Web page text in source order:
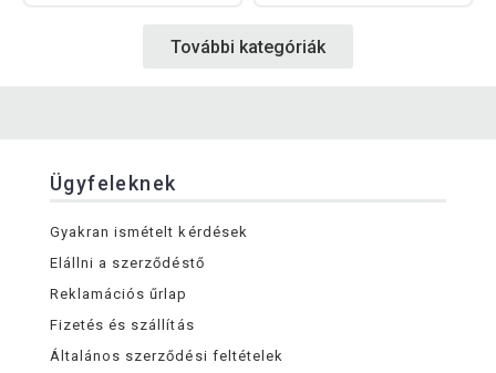
További kategóriák
Ügyfeleknek
Gyakran ismételt kérdések
Elállni a szerződéstő
Reklamációs űrlap
Fizetés és szállítás
Általános szerződési feltételek